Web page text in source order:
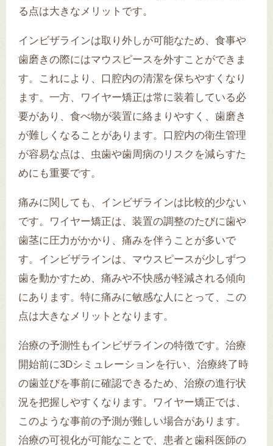
る点は大きなメリットです。
インビザラインは取り外しが可能なため、食事や
歯磨きの際にはマウスピースを外すことができま
す。これにより、口腔内の清潔を保ちやすくなり
ます。一方、ワイヤー矯正は常に装着している必
要があり、食べ物が装置に絡まりやすく、歯磨き
が難しくなることがあります。口腔内の衛生管理
が容易な点は、虫歯や歯周病のリスクを減らすた
めにも重要です。
痛みに関しても、インビザラインは比較的少ない
です。ワイヤー矯正は、装置の調整のたびに歯や
歯茎に圧力がかかり、痛みを伴うことが多いで
す。インビザラインは、マウスピースが少しずつ
歯を動かすため、痛みや不快感が軽減される傾向
にあります。特に痛みに敏感な人にとって、この
点は大きなメリットとなります。
治療の予測性もインビザラインの特徴です。治療
開始前に3Dシミュレーションを行い、治療終了時
の歯並びを事前に確認できるため、治療の進行状
況を把握しやすくなります。ワイヤー矯正では、
このような事前の予測が難しい場合があります。
治療の可視化が可能なことで、患者と歯科医師の